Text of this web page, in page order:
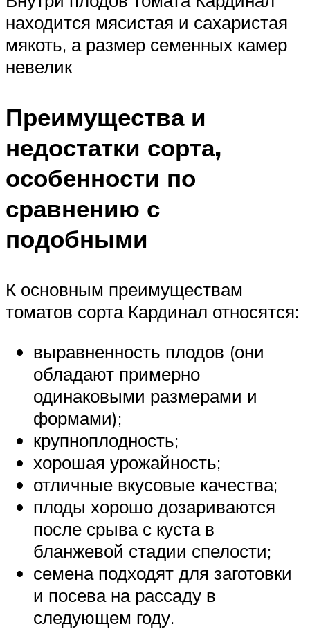
находится мясистая и сахаристая
мякоть, а размер семенных камер
невелик
Преимущества и
недостатки сорта,
особенности по
сравнению с
подобными
К основным преимуществам
томатов сорта Кардинал относятся:
выравненность плодов (они
обладают примерно
одинаковыми размерами и
формами);
крупноплодность;
хорошая урожайность;
отличные вкусовые качества;
плоды хорошо дозариваются
после срыва с куста в
бланжевой стадии спелости;
семена подходят для заготовки
и посева на рассаду в
следующем году.